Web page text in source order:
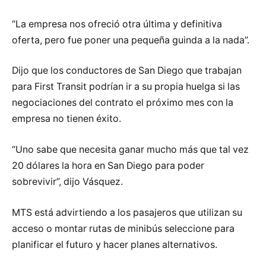
“La empresa nos ofreció otra última y definitiva
oferta, pero fue poner una pequeña guinda a la nada”.
Dijo que los conductores de San Diego que trabajan
para First Transit podrían ir a su propia huelga si las
negociaciones del contrato el próximo mes con la
empresa no tienen éxito.
“Uno sabe que necesita ganar mucho más que tal vez
20 dólares la hora en San Diego para poder
sobrevivir”, dijo Vásquez.
MTS está advirtiendo a los pasajeros que utilizan su
acceso o montar rutas de minibús seleccione para
planificar el futuro y hacer planes alternativos.